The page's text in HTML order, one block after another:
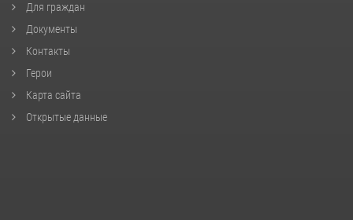
Для граждан
Документы
Контакты
Герои
Карта сайта
Открытые данные